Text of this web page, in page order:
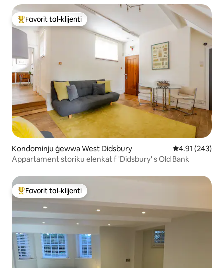
Wieħed mill-aqwa favoriti tal-klijenti
Favorit tal-klijenti
Kondominju ġewwa West Didsbury Rating medju
4.91 (243)
Appartament storiku elenkat f 'Didsbury' s Old Bank
Wieħed mill-aqwa favoriti tal-klijenti
Favorit tal-klijenti